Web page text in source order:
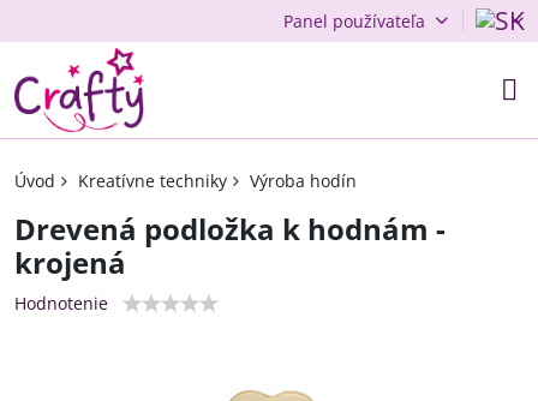
Panel používateľa
Úvod Kreatívne techniky Výroba hodín
Drevená podložka k hodnám -
krojená
Hodnotenie